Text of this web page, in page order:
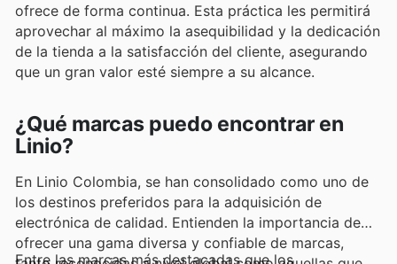
ofrece de forma continua. Esta práctica les permitirá
aprovechar al máximo la asequibilidad y la dedicación
de la tienda a la satisfacción del cliente, asegurando
que un gran valor esté siempre a su alcance.
¿Qué marcas puedo encontrar en
Linio?
En Linio Colombia, se han consolidado como uno de
los destinos preferidos para la adquisición de
electrónica de calidad. Entienden la importancia de
ofrecer una gama diversa y confiable de marcas,
Entre las marcas más destacadas que los